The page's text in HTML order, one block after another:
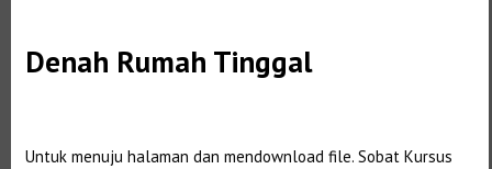
Denah Rumah Tinggal
Untuk menuju halaman dan mendownload file. Sobat Kursus